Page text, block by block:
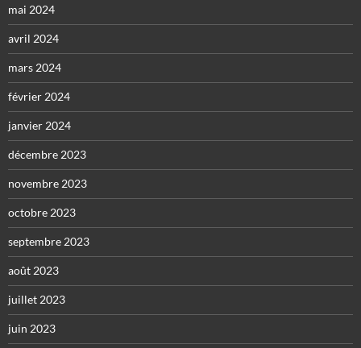
mai 2024
avril 2024
mars 2024
février 2024
janvier 2024
décembre 2023
novembre 2023
octobre 2023
septembre 2023
août 2023
juillet 2023
juin 2023